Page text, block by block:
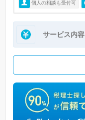
個人の相談も受付可
サービス内容